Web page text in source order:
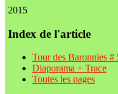
2015
Index de l'article
Tour des Baronnies #
Diaporama + Trace
Toutes les pages